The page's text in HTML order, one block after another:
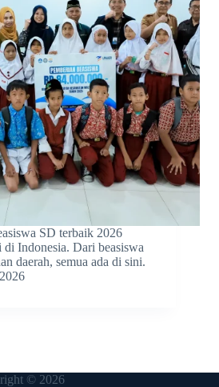
SD terbaik 2026
di Indonesia. Dari beasiswa
daerah, semua ada di sini.
© 2026